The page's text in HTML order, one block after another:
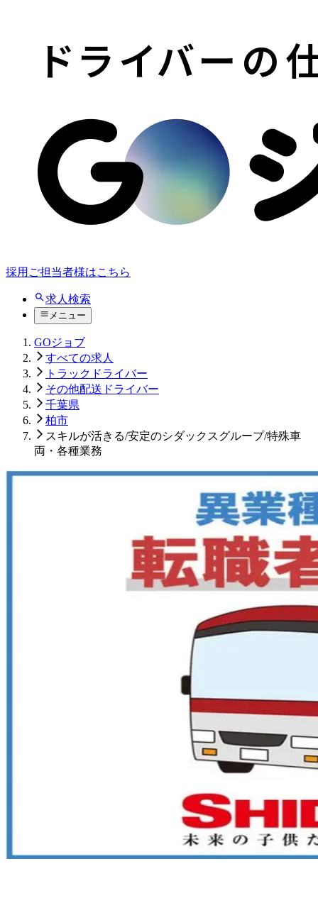
採用ご担当者様はこちら
求人検索
メニュー
GOジョブ
すべての求人
トラックドライバー
その他配送ドライバー
千葉県
柏市
スキルが活きる/安定のシダックスグループ/特殊車
両・各種業務